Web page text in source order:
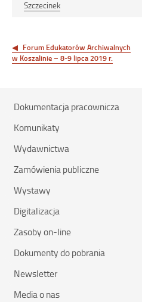
Szczecinek
wpisu
Forum Edukatorów Archiwalnych
w Koszalinie – 8-9 lipca 2019 r.
Dokumentacja pracownicza
Komunikaty
Wydawnictwa
Zamówienia publiczne
Wystawy
Digitalizacja
Zasoby on-line
Dokumenty do pobrania
Newsletter
Media o nas